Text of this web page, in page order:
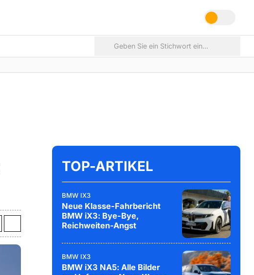
TOP-ARTIKEL
BMW IX3
Neue Klasse-Fahrbericht
BMW iX3: Bye-Bye,
Reichweiten-Angst
BMW IX3
BMW iX3 NA5: Alle Bilder